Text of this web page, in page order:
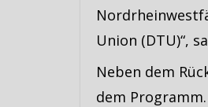
Union (DTU)“,
Neben dem
dem Programm.